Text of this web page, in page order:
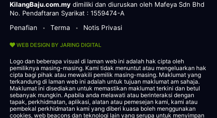
KilangBaju.com.my dimiliki dan diuruskan oleh Mafeya Sdn Bhd
No. Pendaftaran Syarikat : 1559474-A
Penafian
• Terma • Notis Privasi
WEB DESIGN BY JARING DIGITAL
Logo dan beberapa visual di laman web ini adalah hak cipta oleh
pemiliknya masing-masing. Kami tidak menuntut atau mengeluarkan hak
cipta bagi pihak atau mewakili pemilik masing-masing. Maklumat yang
terkandung di laman web ini adalah untuk tujuan maklumat am sahaja.
Maklumat ini disediakan untuk memastikan maklumat terkini dan betul
sebanyak mungkin. Apabila anda melawati atau berinteraksi dengan
tapak, perkhidmatan, aplikasi, alatan atau pemesejan kami, kami atau
pembekal perkhidmatan kami yang diberi kuasa boleh menggunakan
cookies, web beacons dan teknologi lain yang serupa untuk menyimpan